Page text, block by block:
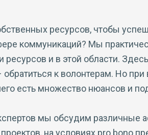
ресурсов, чтобы
коммуникаций? Мы
ресурсов и в этой области.
к волонтерам. Но при
есть множество нюансов и
мы обсудим различные